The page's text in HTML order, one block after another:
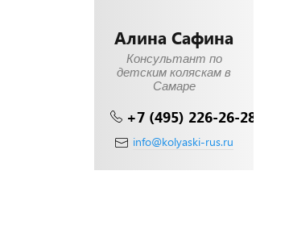
Алина Сафина
Консультант по
детским коляскам в
Самаре
+7 (495) 226-26-28
info@kolyaski-rus.ru